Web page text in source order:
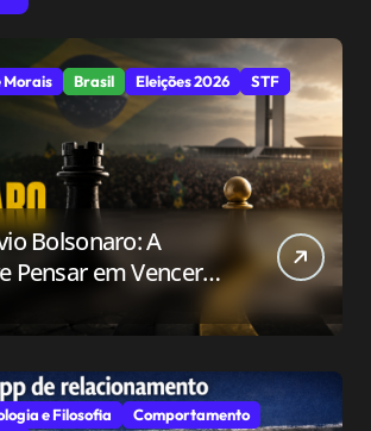
Morais Brasil Eleições 2026 STF
Bolsonaro: A
Pensar em Vencer
e Filosofia
Comportamento